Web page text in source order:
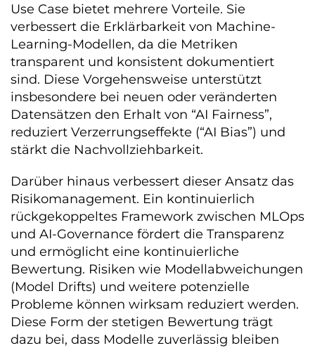
Use Case bietet mehrere Vorteile. Sie
verbessert die Erklärbarkeit von Machine-
Learning-Modellen, da die Metriken
transparent und konsistent dokumentiert
sind. Diese Vorgehensweise unterstützt
insbesondere bei neuen oder veränderten
Datensätzen den Erhalt von “AI Fairness”,
reduziert Verzerrungseffekte (“AI Bias”) und
stärkt die Nachvollziehbarkeit.
Darüber hinaus verbessert dieser Ansatz das
Risikomanagement. Ein kontinuierlich
rückgekoppeltes Framework zwischen MLOps
und AI-Governance fördert die Transparenz
und ermöglicht eine kontinuierliche
Bewertung. Risiken wie Modellabweichungen
(Model Drifts) und weitere potenzielle
Probleme können wirksam reduziert werden.
Diese Form der stetigen Bewertung trägt
dazu bei, dass Modelle zuverlässig bleiben